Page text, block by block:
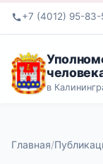
+7 (4012) 95-83-
в
Главная